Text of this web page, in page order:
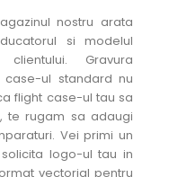
nostru arata
si modelul
Gravura
ul standard nu
flight case-ul tau sa
te rugam sa adaugi
Vei primi un
logo-ul tau in
vectorial pentru